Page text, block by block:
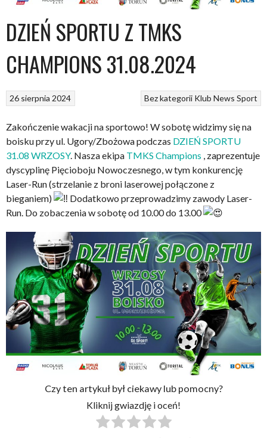
DZIEŃ SPORTU Z TMKS
CHAMPIONS 31.08.2024
Bez kategorii Klub News Sport
26 sierpnia 2024
Zakończenie wakacji na sportowo! W sobotę widzimy się na
boisku przy ul. Ugory/Zbożowa podczas DZIEŃ SPORTU
31.08 WRZOSY. Nasza ekipa TMKS Champions , zaprezentuje
dyscyplinę Pięcioboju Nowoczesnego, w tym konkurencję
Laser-Run (strzelanie z broni laserowej połączone z
bieganiem)
Dodatkowo przeprowadzimy zawody Laser-
Run. Do zobaczenia w sobotę od 10.00 do 13.00
Czy ten artykuł był ciekawy lub pomocny?
Kliknij gwiazdję i oceń!